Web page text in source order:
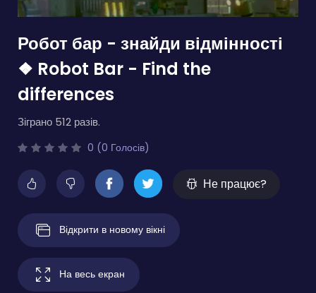
Робот бар - знайди відмінності
❖ Robot Bar - Find the
differences
Зіграно 512 разів.
0 (0 Голосів)
Не працює?
Відкрити в новому вікні
На весь екран